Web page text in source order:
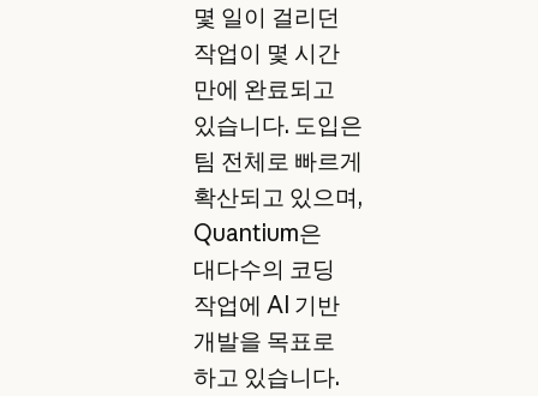
몇 일이 걸리던
작업이 몇 시간
만에 완료되고
있습니다. 도입은
팀 전체로 빠르게
확산되고 있으며,
Quantium은
대다수의 코딩
작업에 AI 기반
개발을 목표로
하고 있습니다.